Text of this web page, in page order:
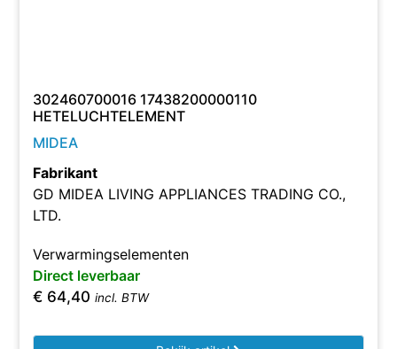
302460700016 17438200000110
HETELUCHTELEMENT
MIDEA
Fabrikant
GD MIDEA LIVING APPLIANCES TRADING CO.,
LTD.
Verwarmingselementen
Direct leverbaar
€ 64,40 incl. BTW